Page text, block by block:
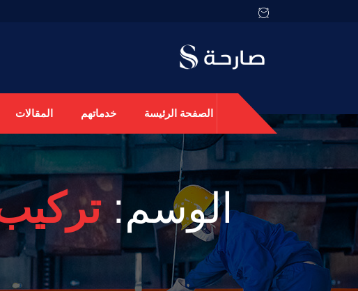
الصفحة الرئيسة خدماتهم المقالات
الوسم: